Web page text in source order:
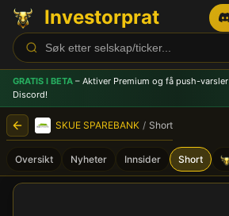
Investorprat
GRATIS I BETA – Aktiver Premium og få push-varsler
Discord!
SKUE SPAREBANK / Short
Oversikt Nyheter Innsider Short